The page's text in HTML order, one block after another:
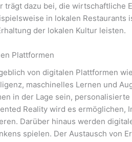
dazu bei, die wirtschaftliche
in lokalen
der lokalen Kultur leisten.
Plattformen
von digitalen Plattformen
maschinelles Lernen und
in der Lage sein,
Reality wird es
Darüber hinaus werden
spielen. Der Austausch von